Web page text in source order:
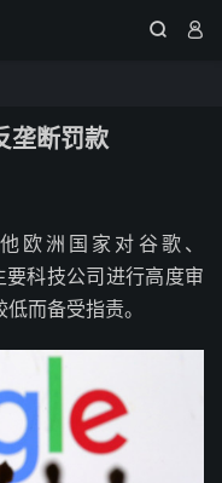
 
垄断罚款
欧洲国家对谷歌、
要科技公司进行高度审
而备受指责。